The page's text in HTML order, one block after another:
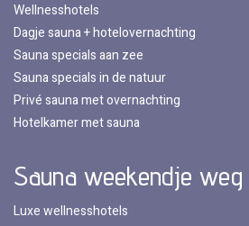
Wellnesshotels
Dagje sauna + hotelovernachting
Sauna specials aan zee
Sauna specials in de natuur
Privé sauna met overnachting
Hotelkamer met sauna
Sauna weekendje weg
Luxe wellnesshotels